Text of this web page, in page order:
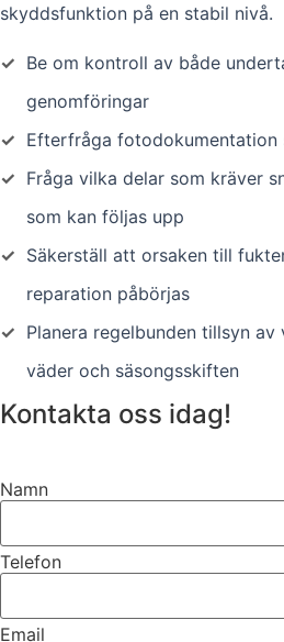
skyddsfunktion på en stabil nivå.
✓ Be om kontroll av både
genomföringar
✓ Efterfråga
✓ Fråga vilka delar som kräver
som kan följas upp
✓ Säkerställ att orsaken till
reparation påbörjas
✓ Planera regelbunden tillsyn
väder och säsongsskiften
Kontakta oss idag!
Namn
Telefon
Email